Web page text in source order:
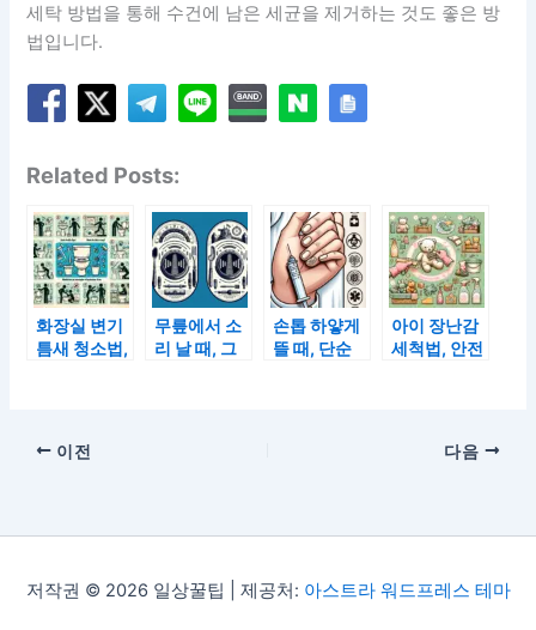
세탁 방법을 통해 수건에 남은 세균을 제거하는 것도 좋은 방
법입니다.
Related Posts:
화장실 변기
틈새 청소법,
무릎에서 소
리 날 때, 그
손톱 하얗게
뜰 때, 단순
아이 장난감
세척법, 안전
이전 다음
저작권 © 2026 일상꿀팁 | 제공처: 아스트라 워드프레스 테마